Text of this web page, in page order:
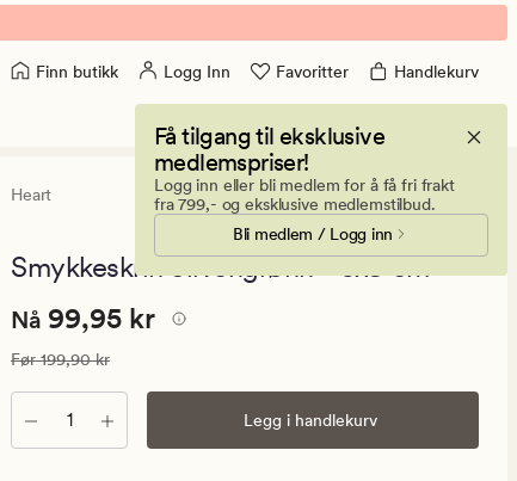
Finn butikk Logg Inn Favoritter Handlekurv
Få tilgang til eksklusive
medlemspriser!
Logg inn eller bli medlem for å få fri frakt
fra 799,- og eksklusive medlemstilbud.
Bli medlem / Logg inn
Heart
0
en
0
Smykkeskrin olivengrønn - 6x9 cm
Nåværende
99,95
kr.
Vanlig
pris
Nåværende pris
Nå 99,95 kr
Vanlig pris 199,90 kr
Før199,90 kr
Antall Legg i handlekurv